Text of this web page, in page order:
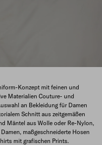
Konzept mit feinen und
Materialien Couture- und
an Bekleidung für Damen
Schnitt aus zeitgemäßen
Mäntel aus Wolle oder Re-Nylon,
maßgeschneiderte Hosen
mit grafischen Prints.